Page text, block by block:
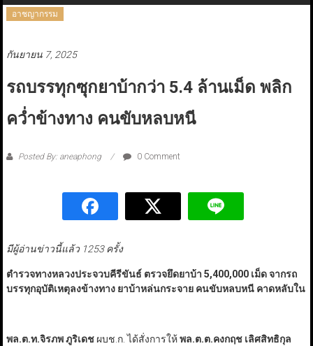
อาชญากรรม
กันยายน 7, 2025
รถบรรทุกซุกยาบ้ากว่า 5.4 ล้านเม็ด พลิก
คว่ำข้างทาง คนขับหลบหนี
Posted By: aneaphong 0 Comment
มีผู้อ่านข่าวนี้แล้ว 1253 ครั้ง
ตำรวจทางหลวงประจวบคีรีขันธ์ ตรวจยึดยาบ้า 5,400,000 เม็ดจากรถ
บรรทุกอุบัติเหตุลงข้างทาง ยาบ้าหล่นกระจาย คนขับหลบหนี คาดหลับใน
พล.ต.ท.จิรภพ ภูริเดชผบช.ก. ได้สั่งการให้พล.ต.ต.คงกฤช เลิศสิทธิกุล